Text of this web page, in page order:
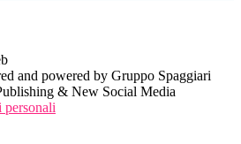
and powered by Gruppo Spaggiari
& New Social Media
personali